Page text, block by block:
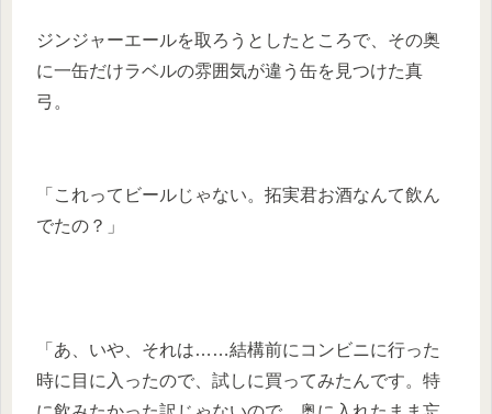
ジンジャーエールを取ろうとしたところで、その奥
に一缶だけラベルの雰囲気が違う缶を見つけた真
弓。
「これってビールじゃない。拓実君お酒なんて飲ん
でたの？」
「あ、いや、それは……結構前にコンビニに行った
時に目に入ったので、試しに買ってみたんです。特